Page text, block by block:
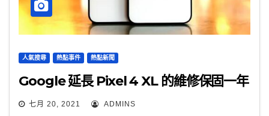
人氣搜尋 熱點事件 熱點新聞
Google 延長 Pixel 4 XL 的維修保固一年
七月 20, 2021 ADMINS